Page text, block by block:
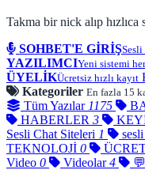
Takma bir nick alıp hızlıca
SOHBET'E GİRİŞ
YAZILIMCIYeni sistemi
ÜYELİKÜcretsiz hızlı kayıt
Kategoriler En fazla 15
Tüm Yazılar 1175
HABERLER 3
Sesli Chat Siteleri 1
TEKNOLOJİ 0
Video 0 Videolar 4